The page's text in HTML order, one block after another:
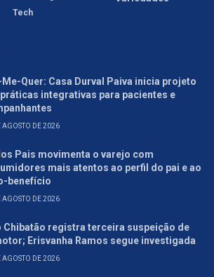
Tech
Me-Quer: Casa Durval Paiva inicia projeto
integrativas para pacientes e
AGOSTO DE 2026
Pais movimenta o varejo com
mais atentos ao perfil do pai e ao
benefício
AGOSTO DE 2026
Chibatão registra terceira suspeição de
Erisvanha Ramos segue investigada
AGOSTO DE 2026